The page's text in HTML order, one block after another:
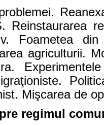
Reinstaurarea
Foametea
agriculturii.
Mişcarea de
regimul